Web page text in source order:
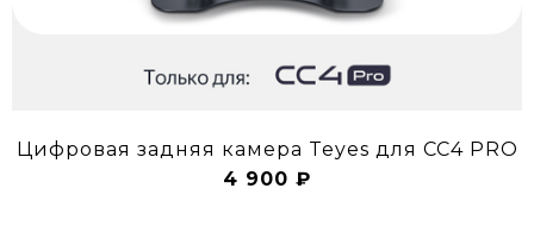
Цифровая задняя камера Teyes для CC4 PRO
4 900 ₽